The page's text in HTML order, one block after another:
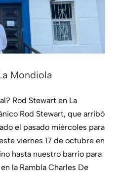
Mondiola
Rod Stewart en La
Rod Stewart, que arribó
el pasado miércoles para
viernes 17 de octubre en
hasta nuestro barrio para
la Rambla Charles De